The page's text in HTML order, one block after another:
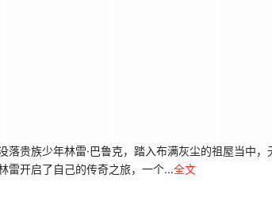
贵族少年林雷·巴鲁克，踏入布满灰尘的祖屋当中
雷开启了自己的传奇之旅，一个...全文